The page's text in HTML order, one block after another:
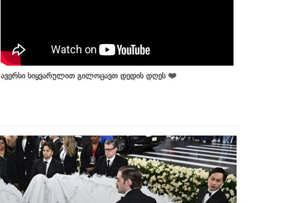
ავერსი სიყვარულით გილოცავთ დედის დღეს ❤️